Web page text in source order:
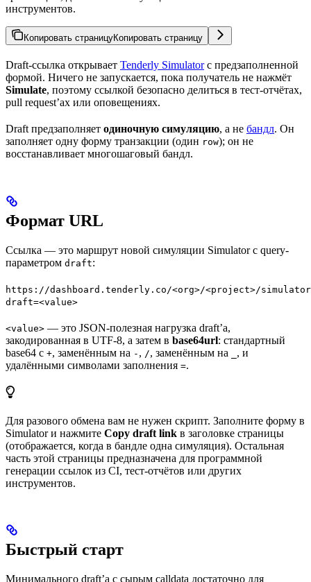
инструментов.
Копировать страницуКопировать страницу
Draft-ссылка открывает Tenderly Simulatorс предзаполненной
формой. Ничего не запускается, пока получатель не нажмёт
Simulate, поэтому ссылкой безопасно делиться в тест-отчётах,
pull request’ах или оповещениях.
Draft предзаполняет одиночную симуляцию, а не бандл. Он
заполняет одну форму транзакции (один row); он не
восстанавливает многошаговый бандл.
Формат URL
Ссылка — это маршрут новой симуляции Simulator с query-
параметром draft:
https://dashboard.tenderly.co/<org>/<project>/
draft=<value>
<value> — это JSON-полезная нагрузка draft’а,
закодированная в UTF-8, а затем в base64url: стандартный
base64 с +, заменённым на - , /, заменённым на
, и
удалёнными символами заполнения =.
Для разового обмена вам не нужен скрипт. Заполните форму в
Simulator и нажмите Copy draft link в заголовке страницы
(отображается, когда в бандле одна симуляция). Остальная
часть этой страницы предназначена для программной
генерации ссылок из CI, тест-отчётов или других
инструментов.
Быстрый старт
Минимального draft’а с сырым calldata достаточно для